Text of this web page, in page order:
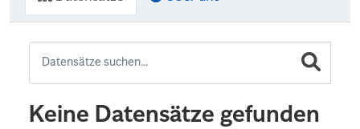
Keine Datensätze gefunden